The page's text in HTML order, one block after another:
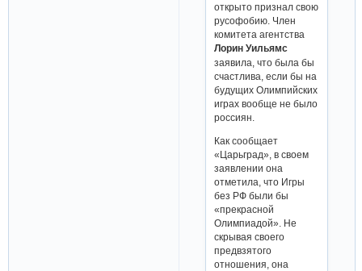
открыто признал свою
русофобию. Член
комитета агентства
Лорин Уильямс
заявила, что была бы
счастлива, если бы на
будущих Олимпийских
играх вообще не было
россиян.
Как сообщает
«Царьград», в своем
заявлении она
отметила, что Игры
без РФ были бы
«прекрасной
Олимпиадой». Не
скрывая своего
предвзятого
отношения, она